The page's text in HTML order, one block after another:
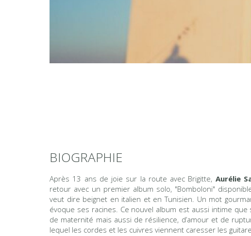
BIOGRAPHIE
Après 13 ans de joie sur la route avec Brigitte, Aurélie
retour avec un premier album solo, "Bomboloni"
veut dire beignet en italien et en Tunisien. Un mot
évoque ses racines. Ce nouvel album est aussi intime
de maternité mais aussi de résilience, d’amour et de
lequel les cordes et les cuivres viennent caresser les